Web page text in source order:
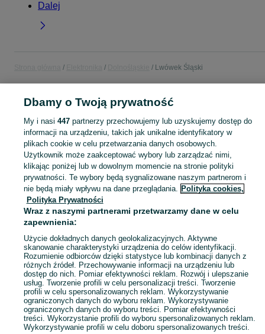
Dalej
Lwówek Śląski
ELEKTRONIKA
KATEGORIA
Zobacz
Mapa kategorii
Mapa miejscowości
Mapa ministron
Popularne wyszukiwania
Dbamy o Twoją prywatność
My i nasi 447partnerzy przechowujemy lub uzyskujemy dostęp do
informacji na urządzeniu, takich jak unikalne identyfikatory w
plikach cookie w celu przetwarzania danych osobowych.
Użytkownik może zaakceptować wybory lub zarządzać nimi,
klikając poniżej lub w dowolnym momencie na stronie polityki
prywatności. Te wybory będą sygnalizowane naszym partnerom i
nie będą miały wpływu na dane przeglądania. Polityka cookies,
Polityka Prywatności
Wraz z naszymi partnerami przetwarzamy dane w celu
zapewnienia:
Użycie dokładnych danych geolokalizacyjnych. Aktywne
skanowanie charakterystyki urządzenia do celów identyfikacji.
Rozumienie odbiorców dzięki statystyce lub kombinacji danych z
różnych źródeł. Przechowywanie informacji na urządzeniu lub
dostęp do nich. Pomiar efektywności reklam. Rozwój i ulepszanie
usług. Tworzenie profili w celu personalizacji treści. Tworzenie
profili w celu spersonalizowanych reklam. Wykorzystywanie
ograniczonych danych do wyboru reklam. Wykorzystywanie
ograniczonych danych do wyboru treści. Pomiar efektywności
treści. Wykorzystanie profili do wyboru spersonalizowanych reklam.
Wykorzystywanie profili w celu doboru spersonalizowanych treści.